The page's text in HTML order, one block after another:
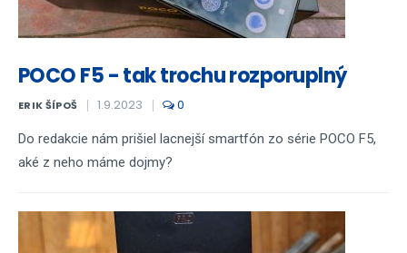
POCO F5 - tak trochu rozporuplný
ERIK ŠÍPOŠ 1.9.2023 0
Do redakcie nám prišiel lacnejší smartfón zo série POCO F5,
aké z neho máme dojmy?